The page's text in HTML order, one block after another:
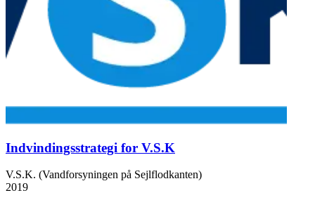
Indvindingsstrategi for V.S.K
V.S.K. (Vandforsyningen på Sejlflodkanten)
2019